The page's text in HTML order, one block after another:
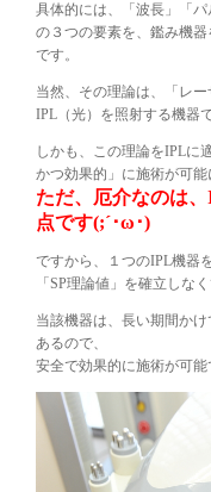
具体的には、「波長」「パ
の３つの要素を、鑑み機器
です。
当然、その理論は、「レ
IPL（光）を照射する機器
しかも、この理論をIPLに
かつ効果的」に施術が可能
ただ、厄介なのは
点です(;´･ω･)
ですから、１つのIPL機器
「SP理論値」を確立しな
当該機器は、長い期間か
あるので、
安全で効果的に施術が可能